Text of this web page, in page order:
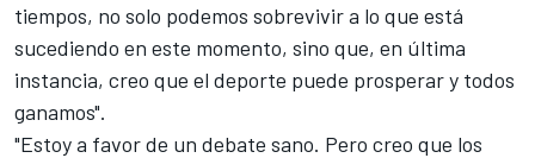
tiempos, no solo podemos sobrevivir a lo que está
sucediendo en este momento, sino que, en última
instancia, creo que el deporte puede prosperar y todos
ganamos".
"Estoy a favor de un debate sano. Pero creo que los